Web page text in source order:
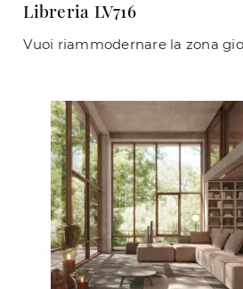
Libreria LV716